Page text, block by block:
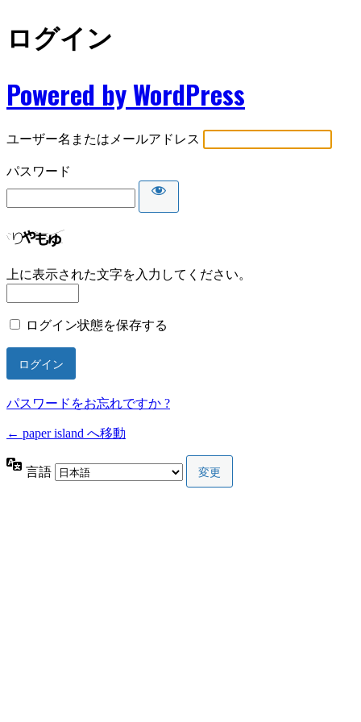
ログイン
Powered by WordPress
ユーザー名またはメールアドレス
パスワード
上に表示された文字を入力してください。
ログイン状態を保存する
パスワードをお忘れですか ?
← paper island へ移動
言語